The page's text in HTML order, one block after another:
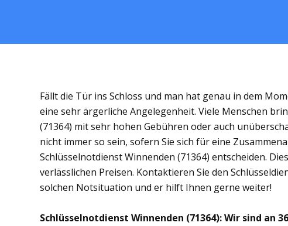
Fällt die Tür ins Schloss und man hat genau in dem
eine sehr ärgerliche Angelegenheit. Viele Menschen
(71364) mit sehr hohen Gebühren oder auch
nicht immer so sein, sofern Sie sich für eine
Schlüsselnotdienst Winnenden (71364) entscheiden.
verlässlichen Preisen. Kontaktieren Sie den
solchen Notsituation und er hilft Ihnen gerne weiter!
Schlüsselnotdienst Winnenden (71364): Wir sind an